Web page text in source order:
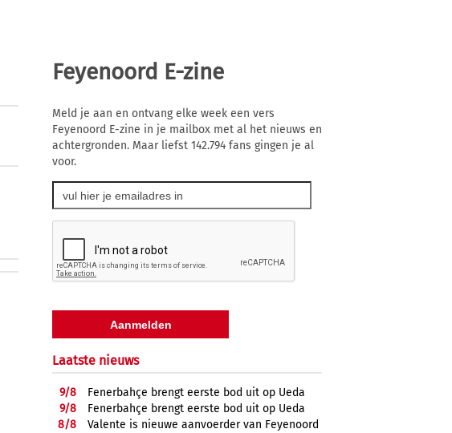
Feyenoord E-zine
Meld je aan en ontvang elke week een vers
Feyenoord E-zine in je mailbox met al het nieuws en
achtergronden. Maar liefst 142.794 fans gingen je al
voor.
Laatste nieuws
9/8
Fenerbahçe brengt eerste bod uit op Ueda
9/8
Fenerbahçe brengt eerste bod uit op Ueda
8/8
Valente is nieuwe aanvoerder van Feyenoord